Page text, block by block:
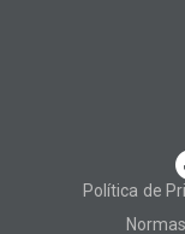
Política de